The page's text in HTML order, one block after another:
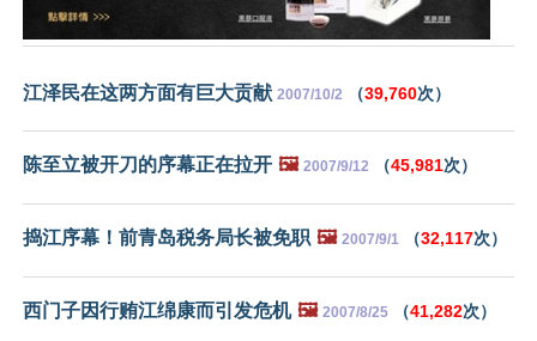
江泽民在这两方面有巨大贡献 2007/10/2 （39,760次）
陈至立被开刀的序幕正在拉开 🖼️ 2007/9/12 （45,981次）
捣江序幕！前青岛税务局长被免职 🖼️ 2007/9/1 （32,117次）
西门子因行贿江绵康而引发危机 🖼️ 2007/8/25 （41,282次）